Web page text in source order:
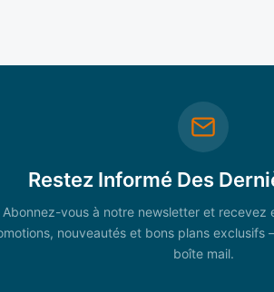
Restez Informé Des
Abonnez-vous à notre newsletter et recevez
nouveautés et bons plans
boîte mail.